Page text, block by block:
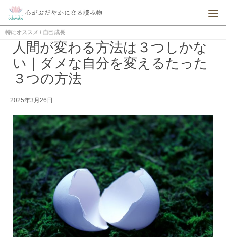
特にオススメ / 自己成長
人間が変わる方法は３つしかな
い｜ダメな自分を変えるたった
３つの方法
2025年3月26日